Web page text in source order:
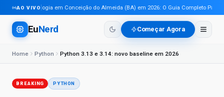
AO VIVO
Tecnologia em Conceição do Almeida (BA) em 2026: O Guia Completo Para
EuNerd Começar Agora
Home Python Python 3.13 e 3.14: novo baseline em 2026
BREAKING PYTHON